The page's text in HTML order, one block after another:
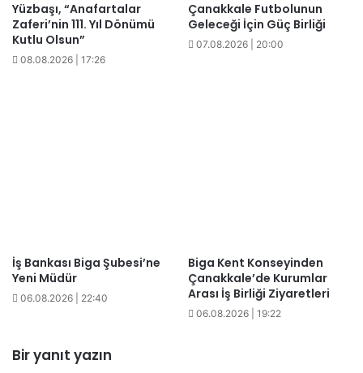
Yüzbaşı, “Anafartalar
Zaferi’nin 111. Yıl Dönümü
Kutlu Olsun”
08.08.2026 | 17:26
Çanakkale Futbolunun
Geleceği İçin Güç Birliği
07.08.2026 | 20:00
İş Bankası Biga Şubesi’ne
Yeni Müdür
06.08.2026 | 22:40
Biga Kent Konseyinden
Çanakkale’de Kurumlar
Arası İş Birliği Ziyaretleri
06.08.2026 | 19:22
Bir yanıt yazın